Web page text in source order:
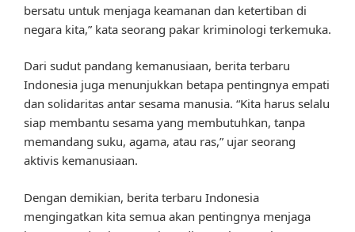
bersatu untuk menjaga keamanan dan ketertiban di
negara kita,” kata seorang pakar kriminologi terkemuka.
Dari sudut pandang kemanusiaan, berita terbaru
Indonesia juga menunjukkan betapa pentingnya empati
dan solidaritas antar sesama manusia. “Kita harus selalu
siap membantu sesama yang membutuhkan, tanpa
memandang suku, agama, atau ras,” ujar seorang
aktivis kemanusiaan.
Dengan demikian, berita terbaru Indonesia
mengingatkan kita semua akan pentingnya menjaga